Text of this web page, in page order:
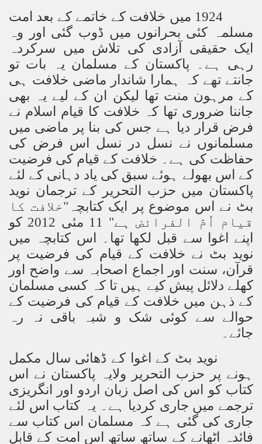
1924 میں خلافت کے خاتمے کے بعد امت
مسلمہ کئی بحرانوں میں ڈوب گئی اور وہ
ایک حقیقی آزادی کی تلاش میں سرکردہ
رہی ہے۔ پاکستان کے مسلمان یہ بات تو
جانتے تھے کہ ہمارا شاندار ماضی خلافت ہی
کے مرہون منت تھا لیکن ان کے لیے یہ بھی
جاننا ضروری تھا کہ خلافت کا قیام اسلام نے
فرض قرار دیا ہے جس کی بنا پر ماضی میں
مسلمانوں نے نسل در نسل اس فرض کی
حفاظت کی ہے۔ خلافت کے قیام کی فرضیت
کے اس بھولے ہوئے سبق کی یاد دہانی کے لئے
پاکستان میں حزب التحریر کے ترجمان نوید
بٹ نے اس موضوع پر ایک کتابچہ"خلافت کا
قیام اُمّ الفرائض ہے"
11 مئی 2012 کو
اپنے اغوا سے قبل لکھا تھا۔ اس کتابچہ میں
نوید بٹ نے خلافت کے قیام کی فرضیت پر
قرآن، سنت اور اجماع اصحابہ سے واضح اور
کھلے دلائل پیش کیے ہیں تا کہ کسی مسلمان
کے ذہن میں خلافت کے قیام کی فرضیت کے
حوالے سے کوئی شک و شبہ باقی نہ رہ
جائے۔
نوید بٹ کے اغوا کے ڈھائی سال مکمل
ہونے پر حزب التحریر ولایہ پاکستان نے اس
کتاب کو اس کی اصل زبان اردو اور انگریزی
ترجمے میں جاری کردیا ہے۔ یہ کتاب اس لئے
جاری کی گئی ہے کہ مسلمان اس کتاب سے
فائدہ اٹھانے کے ساتھ ساتھ اس امت کے قابل